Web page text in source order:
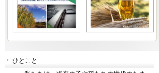
ひとこと